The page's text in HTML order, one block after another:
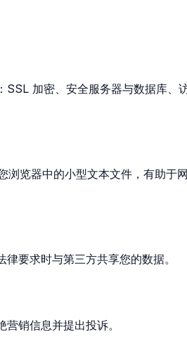
SSL 加密、安全服务器与数据库、
览器中的小型文本文件，有助于
要求时与第三方共享您的数据。
销信息并提出投诉。